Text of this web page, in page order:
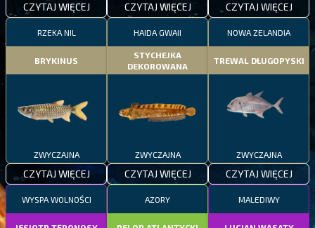
CZYTAJ WIĘCEJ CZYTAJ WIĘCEJ CZYTAJ WIĘCEJ
RZEKA NIL
BRYKINUS
ZWYCZAJNA
CZYTAJ WIĘCEJ
HAIDA GWAII
STYCHEJKA
DEKOROWANA
ZWYCZAJNA
CZYTAJ WIĘCEJ
NOWA ZELANDIA
TREWAL DŁUGOPYSKI
ZWYCZAJNA
CZYTAJ WIĘCEJ
WYSPA WOLNOŚCI AZORY MALEDIWY